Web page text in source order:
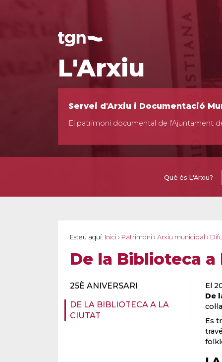
L'Arxiu
Servei d'Arxiu i Documentació
El patrimoni documental de l'Ajuntament
Què és L'Arxiu?
Esteu aquí: Inici › Patrimoni › Arxiu municipal ›
De la Biblioteca a
25È ANIVERSARI
DE LA BIBLIOTECA A LA
CIUTAT
El
De
Es